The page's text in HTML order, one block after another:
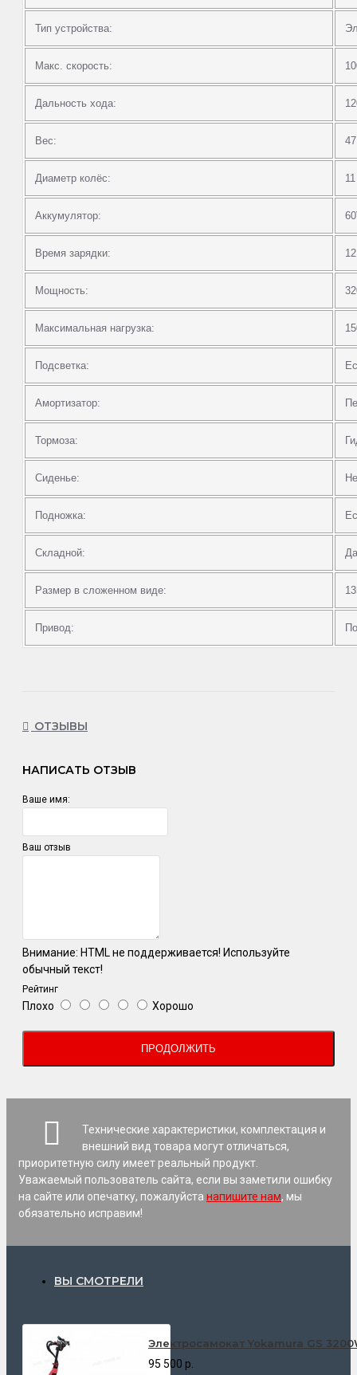
Тип устройства:
Макс. скорость:
Дальность хода:
Вес:
Диаметр колёс:
Аккумулятор:
Время зарядки:
Мощность:
Максимальная нагрузка:
Подсветка:
Амортизатор:
Тормоза:
Сиденье:
Подножка:
Складной: Да
Размер в сложенном виде:
Привод:
ОТЗЫВЫ
НАПИСАТЬ ОТЗЫВ
Ваше имя:
Ваш отзыв
Внимание: HTML не поддерживается! Используйте
обычный текст!
Рейтинг
Плохо Хорошо
ПРОДОЛЖИТЬ
Технические характеристики, комплектация и
внешний вид товара могут отличаться,
приоритетную силу имеет реальный продукт.
Уважаемый пользователь сайта, если вы заметили ошибку
на сайте или опечатку, пожалуйста напишите нам, мы
обязательно исправим!
ВЫ СМОТРЕЛИ
Электросамокат Yokamura GS
95 500 р.